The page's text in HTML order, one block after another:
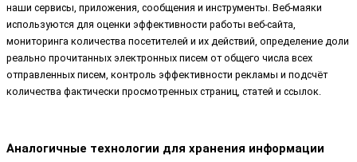
наши сервисы, приложения, сообщения и инструменты. Веб-маяки
используются для оценки эффективности работы веб-сайта,
мониторинга количества посетителей и их действий, определение доли
реально прочитанных электронных писем от общего числа всех
отправленных писем, контроль эффективности рекламы и подсчёт
количества фактически просмотренных страниц, статей и ссылок.
Аналогичные технологии для хранения информации